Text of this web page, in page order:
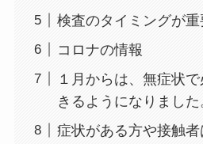
検査のタイミングが
コロナの情報
１月からは、無症状
きるようになりました
症状がある方や接触